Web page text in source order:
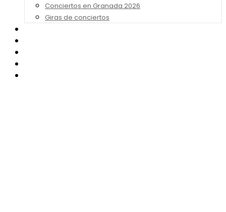
Conciertos en Granada 2026
Giras de conciertos